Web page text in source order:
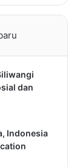
dan
Indonesia